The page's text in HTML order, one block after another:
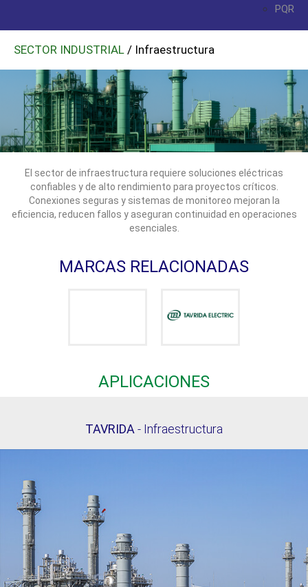
PQR
SECTOR INDUSTRIAL / Infraestructura
El sector de infraestructura requiere soluciones eléctricas
confiables y de alto rendimiento para proyectos críticos.
Conexiones seguras y sistemas de monitoreo mejoran la
eficiencia, reducen fallos y aseguran continuidad en operaciones
esenciales.
MARCAS RELACIONADAS
APLICACIONES
TAVRIDA- Infraestructura